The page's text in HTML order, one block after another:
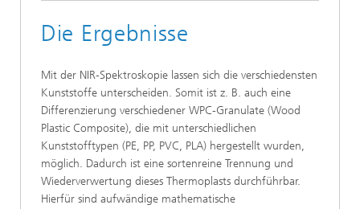
Die Ergebnisse
Mit der NIR-Spektroskopie lassen sich die verschiedensten
Kunststoffe unterscheiden. Somit ist z. B. auch eine
Differenzierung verschiedener WPC-Granulate (Wood
Plastic Composite), die mit unterschiedlichen
Kunststofftypen (PE, PP, PVC, PLA) hergestellt wurden,
möglich. Dadurch ist eine sortenreine Trennung und
Wiederverwertung dieses Thermoplasts durchführbar.
Hierfür sind aufwändige mathematische